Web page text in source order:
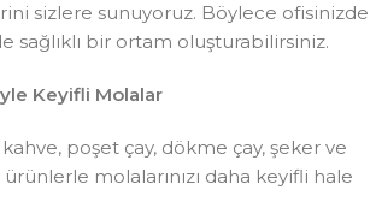
sizlere sunuyoruz. Böylece ofisinizde
sağlıklı bir ortam oluşturabilirsiniz.
Keyifli Molalar
poşet çay, dökme çay, şeker ve
ürünlerle molalarınızı daha keyifli hale